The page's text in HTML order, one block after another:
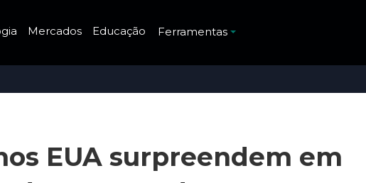
Mercados Educação Ferramentas
EUA surpreendem em